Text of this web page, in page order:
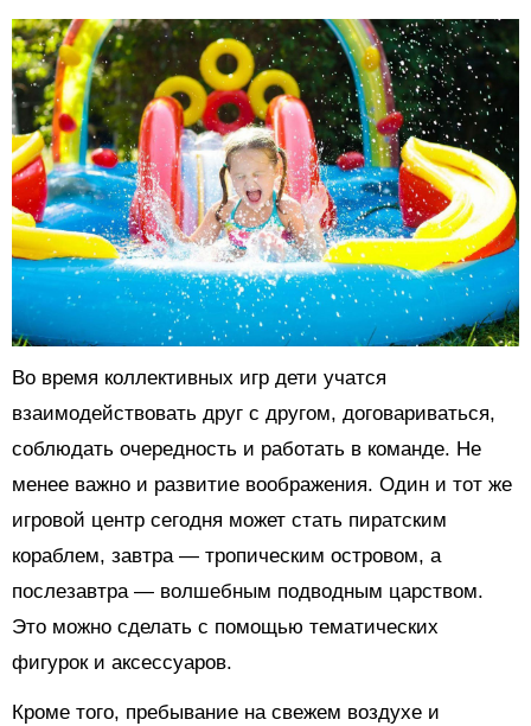
Во время коллективных игр дети учатся
взаимодействовать друг с другом, договариваться,
соблюдать очередность и работать в команде. Не
менее важно и развитие воображения. Один и тот же
игровой центр сегодня может стать пиратским
кораблем, завтра — тропическим островом, а
послезавтра — волшебным подводным царством.
Это можно сделать с помощью тематических
фигурок и аксессуаров.
Кроме того, пребывание на свежем воздухе и